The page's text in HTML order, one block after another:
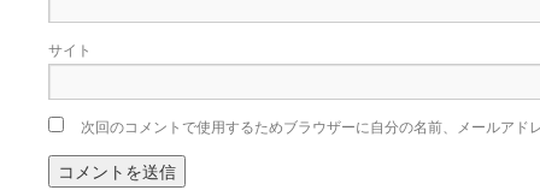
サイト
次回のコメントで使用するためブラウザーに自分の名前、メールアド